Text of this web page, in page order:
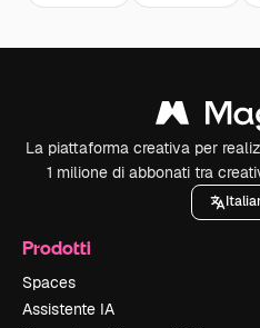
La piattaforma creativa per
1 milione di abbonati tra
Prodotti
Spaces
Assistente IA